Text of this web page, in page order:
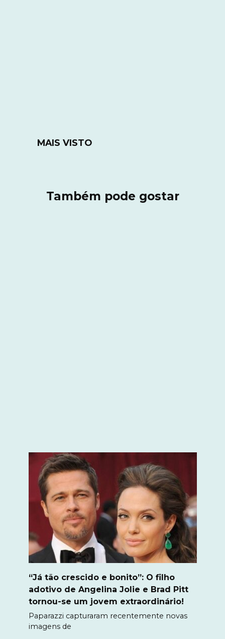
MAIS VISTO
Também pode gostar
“Já tão crescido e bonito”: O filho
adotivo de Angelina Jolie e Brad Pitt
tornou-se um jovem extraordinário!
Paparazzi capturaram recentemente novas
imagens de